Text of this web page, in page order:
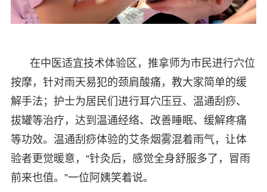
在中医适宜技术体验区，推拿师为市民进行穴位
按摩，针对雨天易犯的颈肩酸痛，教大家简单的缓
解手法；护士为居民们进行耳穴压豆、温通刮痧、
拔罐等治疗，达到温通经络、改善睡眠、缓解疼痛
等功效。温通刮痧体验的艾条烟雾混着雨气，让体
验者更觉暖意，“针灸后，感觉全身舒服多了，冒雨
前来也值。”一位阿姨笑着说。